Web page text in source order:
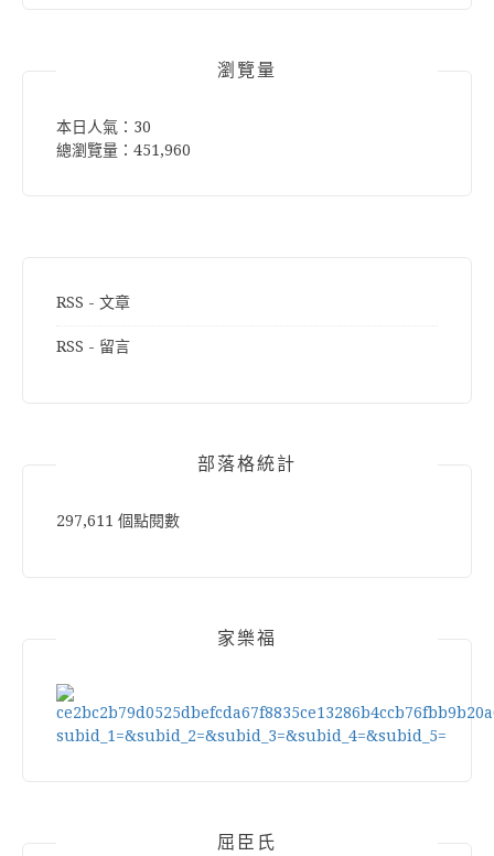
瀏覽量
本日人氣：30
總瀏覽量：451,960
RSS - 文章
RSS - 留言
部落格統計
297,611 個點閱數
家樂福
屈臣氏